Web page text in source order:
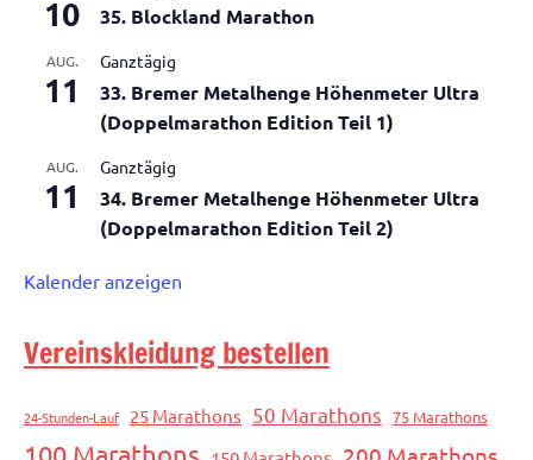
10 35. Blockland Marathon
AUG.
11
Ganztägig
33. Bremer Metalhenge Höhenmeter Ultra
(Doppelmarathon Edition Teil 1)
AUG.
11
Ganztägig
34. Bremer Metalhenge Höhenmeter Ultra
(Doppelmarathon Edition Teil 2)
Kalender anzeigen
Vereinskleidung bestellen
24-Stunden-Lauf 25 Marathons 50 Marathons 75 Marathons